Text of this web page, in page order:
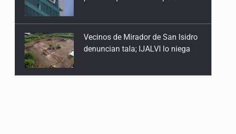
16 de Febrero de 2026
Bruno y el universo
9 de Febrero de 2026
jalapeños mexicanos